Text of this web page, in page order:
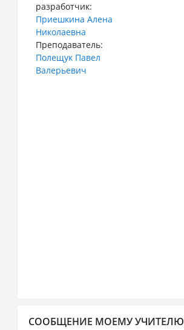
разработчик:
Приешкина Алена
Николаевна
Преподаватель:
Полещук Павел
Валерьевич
Сообщение
СООБЩЕНИЕ МОЕМУ УЧИТЕЛЮ